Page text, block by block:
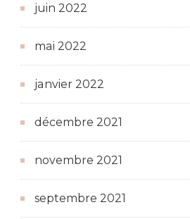
juin 2022
mai 2022
janvier 2022
décembre 2021
novembre 2021
septembre 2021